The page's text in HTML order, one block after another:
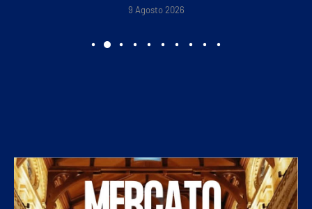
9 Agosto 2026